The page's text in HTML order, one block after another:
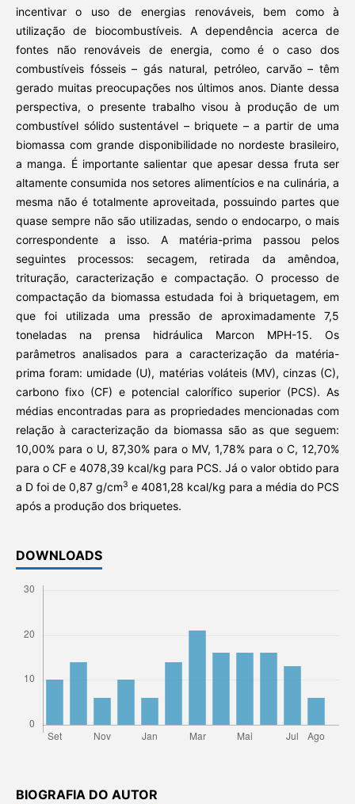
incentivar o uso de energias renováveis, bem como à
utilização de biocombustíveis. A dependência acerca de
fontes não renováveis de energia, como é o caso dos
combustíveis fósseis – gás natural, petróleo, carvão – têm
gerado muitas preocupações nos últimos anos. Diante dessa
perspectiva, o presente trabalho visou à produção de um
combustível sólido sustentável – briquete – a partir de uma
biomassa com grande disponibilidade no nordeste brasileiro,
a manga. É importante salientar que apesar dessa fruta ser
altamente consumida nos setores alimentícios e na culinária, a
mesma não é totalmente aproveitada, possuindo partes que
quase sempre não são utilizadas, sendo o endocarpo, o mais
correspondente a isso. A matéria-prima passou pelos
seguintes processos: secagem, retirada da amêndoa,
trituração, caracterização e compactação. O processo de
compactação da biomassa estudada foi à briquetagem, em
que foi utilizada uma pressão de aproximadamente 7,5
toneladas na prensa hidráulica Marcon MPH-15. Os
parâmetros analisados para a caracterização da matéria-
prima foram: umidade (U), matérias voláteis (MV), cinzas (C),
carbono fixo (CF) e potencial calorífico superior (PCS). As
médias encontradas para as propriedades mencionadas com
relação à caracterização da biomassa são as que seguem:
10,00% para o U, 87,30% para o MV, 1,78% para o C, 12,70%
para o CF e 4078,39 kcal/kg para PCS. Já o valor obtido para
a D foi de 0,87 g/cm3 e 4081,28 kcal/kg para a média do PCS
após a produção dos briquetes.
DOWNLOADS
BIOGRAFIA DO AUTOR